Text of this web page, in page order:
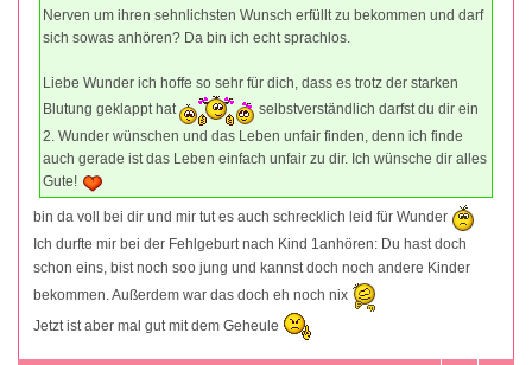
Nerven um ihren sehnlichsten Wunsch erfüllt zu bekommen und darf
sich sowas anhören? Da bin ich echt sprachlos.
Liebe Wunder ich hoffe so sehr für dich, dass es trotz der starken
Blutung geklappt hat
selbstverständlich darfst du dir ein
2. Wunder wünschen und das Leben unfair finden, denn ich finde
auch gerade ist das Leben einfach unfair zu dir. Ich wünsche dir alles
Gute!
bin da voll bei dir und mir tut es auch schrecklich leid für Wunder
Ich durfte mir bei der Fehlgeburt nach Kind 1anhören: Du hast doch
schon eins, bist noch soo jung und kannst doch noch andere Kinder
bekommen. Außerdem war das doch eh noch nix
Jetzt ist aber mal gut mit dem Geheule